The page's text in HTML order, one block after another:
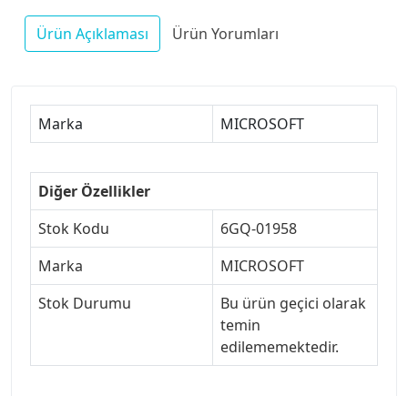
Ürün Açıklaması Ürün Yorumları
Marka MICROSOFT
Diğer Özellikler
Stok Kodu
6GQ-01958
Marka
MICROSOFT
Stok Durumu
Bu ürün geçici olarak
temin
edilememektedir.